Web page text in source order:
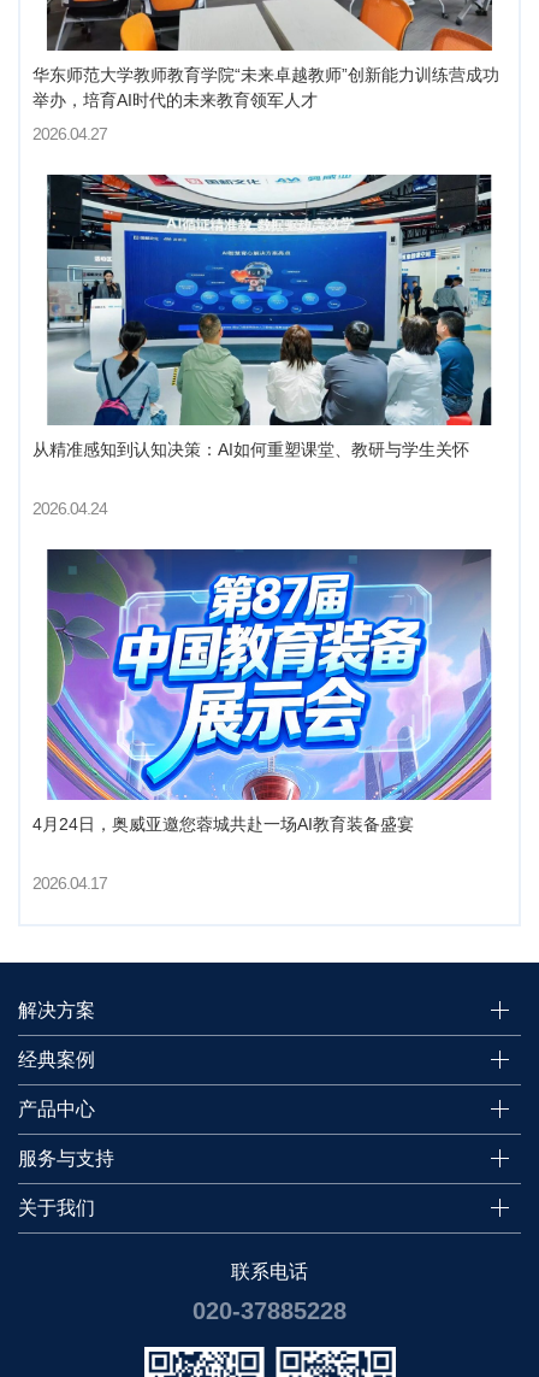
华东师范大学教师教育学院“未来卓越教师”创新能力训练营成功
举办，培育AI时代的未来教育领军人才
2026.04.27
从精准感知到认知决策：AI如何重塑课堂、教研与学生关怀
2026.04.24
4月24日，奥威亚邀您蓉城共赴一场AI教育装备盛宴
2026.04.17
解决方案
经典案例
产品中心
服务与支持
关于我们
联系电话
020-37885228